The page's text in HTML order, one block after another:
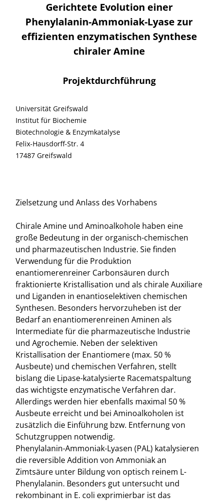
Gerichtete Evolution einer
Phenylalanin-Ammoniak-Lyase zur
effizienten enzymatischen Synthese
chiraler Amine
Projektdurchführung
Universität Greifswald
Institut für Biochemie
Biotechnologie & Enzymkatalyse
Felix-Hausdorff-Str. 4
17487 Greifswald
Zielsetzung und Anlass des Vorhabens
Chirale Amine und Aminoalkohole haben eine
große Bedeutung in der organisch-chemischen
und pharmazeutischen Industrie. Sie finden
Verwendung für die Produktion
enantiomerenreiner Carbonsäuren durch
fraktionierte Kristallisation und als chirale Auxiliare
und Liganden in enantioselektiven chemischen
Synthesen. Besonders hervorzuheben ist der
Bedarf an enantiomerenreinen Aminen als
Intermediate für die pharmazeutische Industrie
und Agrochemie. Neben der selektiven
Kristallisation der Enantiomere (max. 50 %
Ausbeute) und chemischen Verfahren, stellt
bislang die Lipase-katalysierte Racematspaltung
das wichtigste enzymatische Verfahren dar.
Allerdings werden hier ebenfalls maximal 50 %
Ausbeute erreicht und bei Aminoalkoholen ist
zusätzlich die Einführung bzw. Entfernung von
Schutzgruppen notwendig.
Phenylalanin-Ammoniak-Lyasen (PAL) katalysieren
die reversible Addition von Ammoniak an
Zimtsäure unter Bildung von optisch reinem L-
Phenylalanin. Besonders gut untersucht und
rekombinant in E. coli exprimierbar ist das